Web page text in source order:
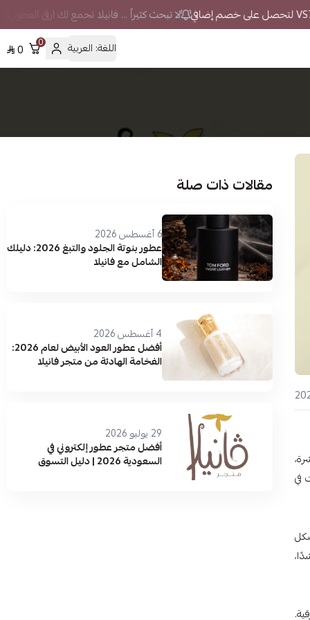
لا تبحث كثيراً ... فانيلا تجمع لك ارقى العطور
اللغة: العربية 0
0
في
مقالات ذات صلة
6 أغسطس 2026
عطور بنوتة الجلود والتبغ 2026: دليلك
الشامل مع فانيلا
4 أغسطس 2026
أفضل عطور العود الأبيض لعام 2026:
الفخامة الهادئة من متجر فانيلا
29 يوليو 2026
أفضل متجر عطور إلكتروني في
السعودية 2026 | دليل التسوق